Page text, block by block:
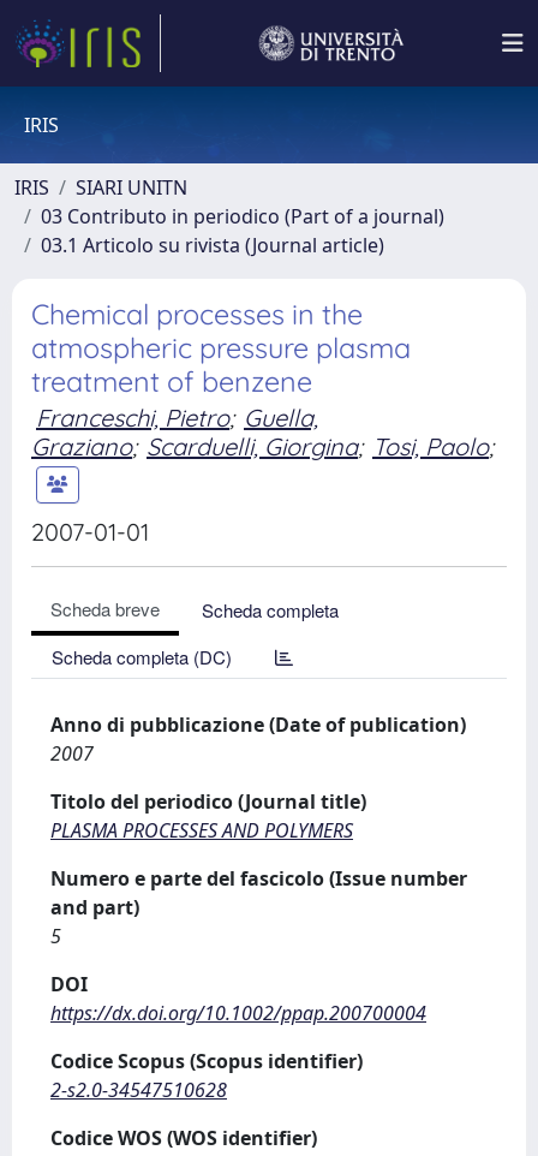
IRIS
IRIS
SIARI UNITN
03 Contributo in periodico (Part of a journal)
03.1 Articolo su rivista (Journal article)
Chemical processes in the
atmospheric pressure plasma
treatment of benzene
Franceschi, Pietro; Guella,
Graziano; Scarduelli, Giorgina; Tosi, Paolo;
2007-01-01
Scheda breve
Scheda completa
Scheda completa (DC)
Anno di pubblicazione (Date of publication)
2007
Titolo del periodico (Journal title)
PLASMA PROCESSES AND POLYMERS
Numero e parte del fascicolo (Issue number
and part)
5
DOI
https://dx.doi.org/10.1002/ppap.200700004
Codice Scopus (Scopus identifier)
2-s2.0-34547510628
Codice WOS (WOS identifier)